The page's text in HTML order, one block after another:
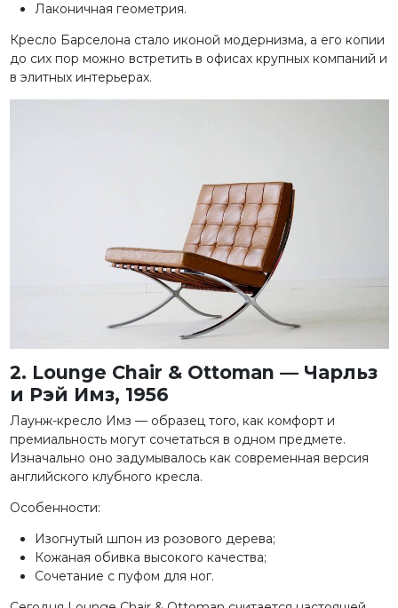
Лаконичная геометрия.
Кресло Барселона стало иконой модернизма, а его копии
до сих пор можно встретить в офисах крупных компаний и
в элитных интерьерах.
2. Lounge Chair & Ottoman — Чарльз
и Рэй Имз, 1956
Лаунж-кресло Имз — образец того, как комфорт и
премиальность могут сочетаться в одном предмете.
Изначально оно задумывалось как современная версия
английского клубного кресла.
Особенности:
Изогнутый шпон из розового дерева;
Кожаная обивка высокого качества;
Сочетание с пуфом для ног.